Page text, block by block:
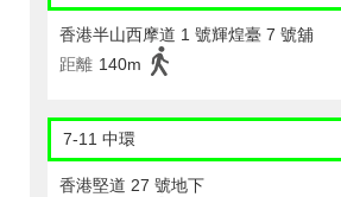
香港半山西摩道 1 號輝煌臺 7 號舖
距離 140m
7-11 中環
香港堅道 27 號地下